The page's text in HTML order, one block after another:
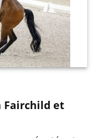
Fairchild et